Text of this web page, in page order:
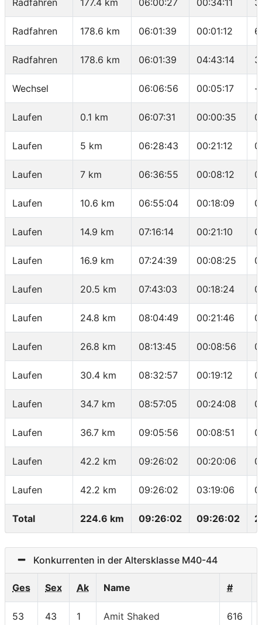
Radfahren 177.4 km 06:00:27 00:34:11
Radfahren 178.6 km 06:01:39 00:01:12
Radfahren 178.6 km 06:01:39 04:43:14
Wechsel 06:06:56 00:05:17 -
Laufen 0.1 km 06:07:31 00:00:35
Laufen 5 km 06:28:43 00:21:12
Laufen 7 km 06:36:55 00:08:12
Laufen 10.6 km 06:55:04 00:18:09
Laufen 14.9 km 07:16:14 00:21:10
Laufen 16.9 km 07:24:39 00:08:25
Laufen 20.5 km 07:43:03 00:18:24
Laufen 24.8 km 08:04:49 00:21:46
Laufen 26.8 km 08:13:45 00:08:56
Laufen 30.4 km 08:32:57 00:19:12
Laufen 34.7 km 08:57:05 00:24:08
Laufen 36.7 km 09:05:56 00:08:51
Laufen 42.2 km 09:26:02 00:20:06
Laufen 42.2 km 09:26:02 03:19:06
Total 224.6 km 09:26:02 09:26:02
Konkurrenten in der Altersklasse M40-44
Ges Sex Ak Name #
53 43 1 Amit Shaked 616